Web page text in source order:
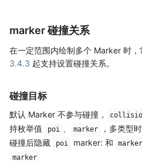
marker 碰撞关系
在一定范围内绘制多个 Marker 时
3.4.3 起支持设置碰撞关系。
碰撞目标
默认 Marker 不参与碰撞，
持枚举值
poi marker ，多类型
碰撞后隐藏
poi marker: 和 marker
marker